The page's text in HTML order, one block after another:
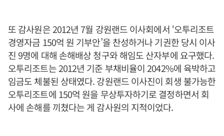
또 감사원은 2012년 7월 강원랜드 이사회에서 ‘오투리조트
경영자금 150억 원 기부안’을 찬성하거나 기권한 당시 이사
진 9명에 대해 손해배상 청구와 해임도 산자부에 요구했다.
오투리조트는 2012년 기준 부채비율이 2042%에 육박하고
임금도 체불된 상태였다. 강원랜드 이사진이 회생 불가능한
오투리조트에 150억 원을 무상투자하기로 결정하면서 회
사에 손해를 끼쳤다는 게 감사원의 지적이었다.